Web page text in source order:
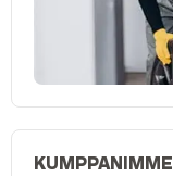
KUMPPANIMME